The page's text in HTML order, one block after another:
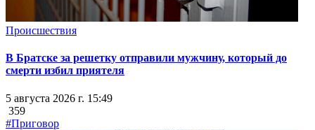
Происшествия
В Братске за решетку отправили мужчину, который до
смерти избил приятеля
5 августа 2026 г. 15:49
359
#Приговор